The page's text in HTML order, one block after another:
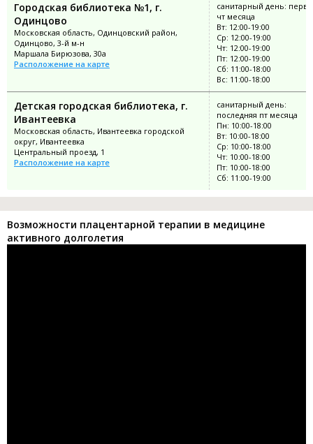
Городская библиотека №1, г.
Одинцово
Московская область, Одинцовский район,
Одинцово, 3-й м-н
Маршала Бирюзова, 30а
Расположение на карте
санитарный день:
чт месяца
Вт: 12:00-19:00
Ср: 12:00-19:00
Чт: 12:00-19:00
Пт: 12:00-19:00
Сб: 11:00-18:00
Вс: 11:00-18:00
Детская городская библиотека, г.
Ивантеевка
Московская область, Ивантеевка городской
округ, Ивантеевка
Центральный проезд, 1
Расположение на карте
санитарный день:
последняя пт месяца
Пн: 10:00-18:00
Вт: 10:00-18:00
Ср: 10:00-18:00
Чт: 10:00-18:00
Пт: 10:00-18:00
Сб: 11:00-19:00
Возможности плацентарной терапии в медицине
активного долголетия